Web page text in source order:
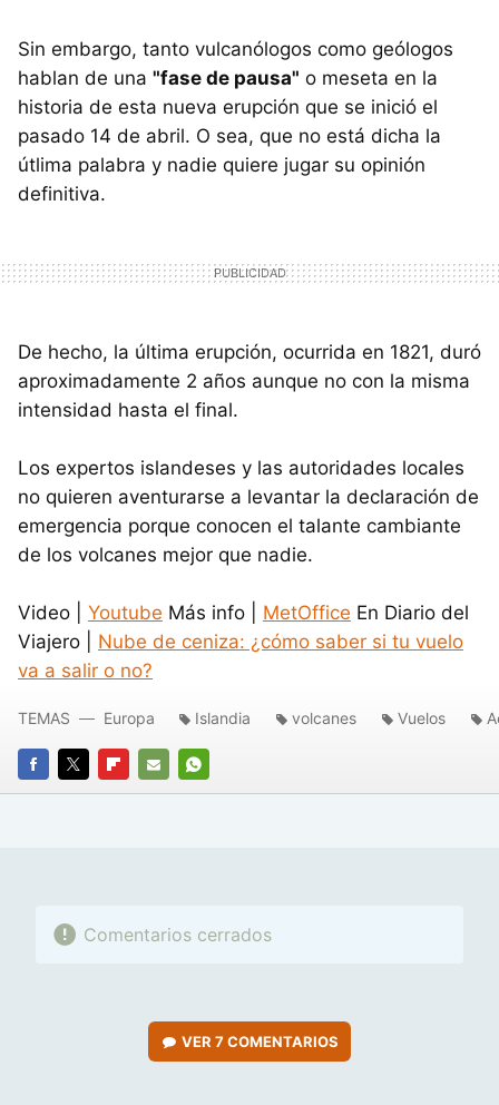
Sin embargo, tanto vulcanólogos como geólogos
hablan de una "fase de pausa" o meseta en la
historia de esta nueva erupción que se inició el
pasado 14 de abril. O sea, que no está dicha la
útlima palabra y nadie quiere jugar su opinión
definitiva.
De hecho, la última erupción, ocurrida en 1821, duró
aproximadamente 2 años aunque no con la misma
intensidad hasta el final.
Los expertos islandeses y las autoridades locales
no quieren aventurarse a levantar la declaración de
emergencia porque conocen el talante cambiante
de los volcanes mejor que nadie.
Video | Youtube Más info | MetOffice En Diario del
Viajero | Nube de ceniza: ¿cómo saber si tu vuelo
va a salir o no?
FACEBOOK
TWITTERFLIPBOARD
E-
WHATSAPP
TEMAS Europa Islandia volcanes Vuelos
Comentarios cerrados
VER7 COMENTARIOS